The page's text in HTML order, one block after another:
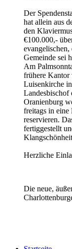
Der
hat allein aus
den
€100.000,-
Gemeinde sei
Am
frühere Kantor
Luisenkirche
Landesbischof
Oranienburg
freitags in eine
reservieren.
fertiggestellt
Herzliche
Die neue,